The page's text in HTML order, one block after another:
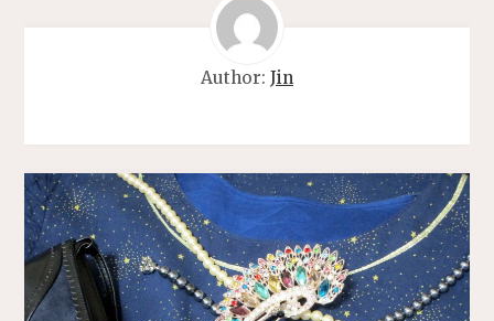
Author: Jin